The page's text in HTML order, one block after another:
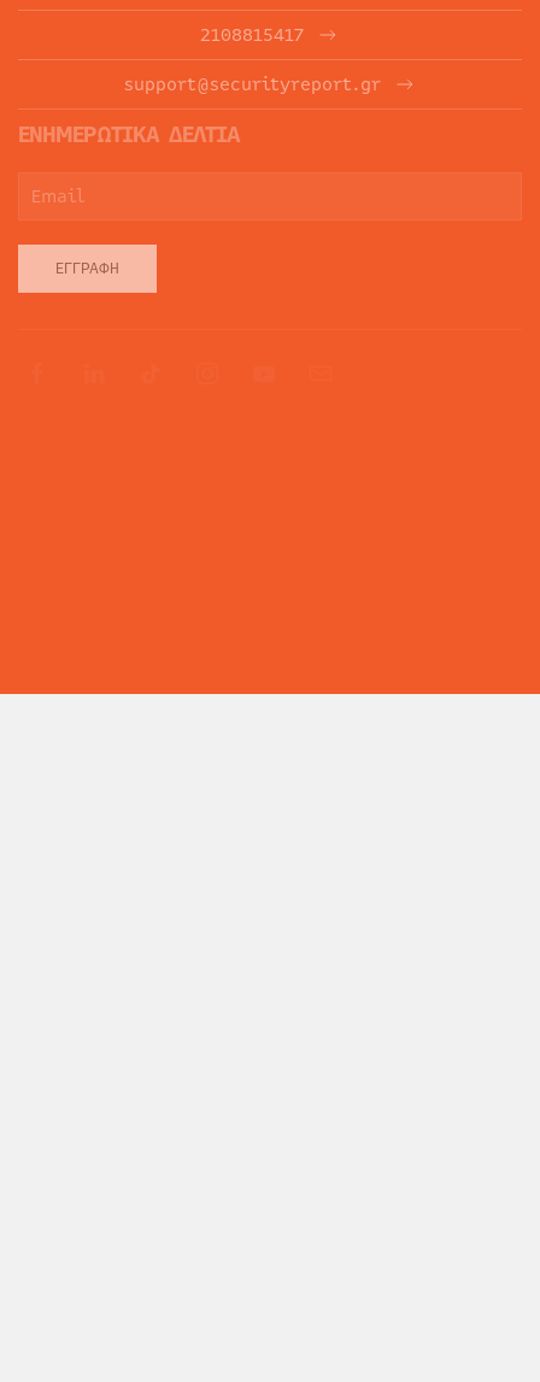
2108815417
support@securityreport.gr
ΕΝΗΜΕΡΩΤΙΚΑ ΔΕΛΤΙΑ
ΕΓΓΡΑΦΉ